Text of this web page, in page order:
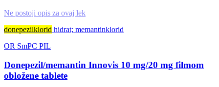
Ne postoji opis za ovaj lek
donepezilklorid hidrat; memantinklorid
OR SmPC PIL
Donepezil/memantin Innovis 10 mg/20 mg filmom
obložene tablete